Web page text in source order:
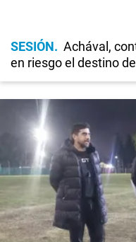
SESIÓN
Achával,
en riesgo el destino